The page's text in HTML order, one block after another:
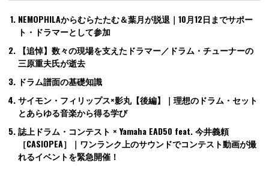
NEMOPHILAからむらたたむ＆葉月が脱退｜10月12日までサポー
ト・ドラマーとして参加
【追悼】数々の現場を支えたドラマー／ドラム・チューナーの
三原重夫氏が逝去
ドラム譜面の基礎知識
サイモン・フィリップス×影丸【後編】｜理想のドラム・セット
とあらゆる音楽から得る学び
誌上ドラム・コンテスト × Yamaha EAD50 feat. 今井義頼
［CASIOPEA］｜ワンランク上のサウンドでコンテスト動画が撮
れるイベントを緊急開催！